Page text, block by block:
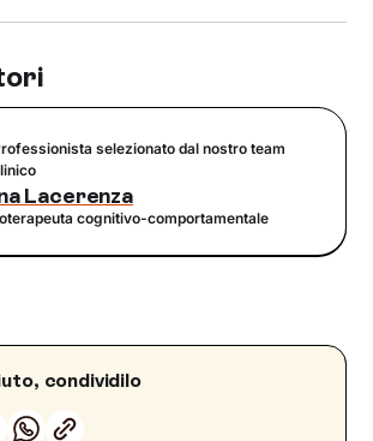
selezionato dal nostro team
Lacerenza
cognitivo-comportamentale
condividilo